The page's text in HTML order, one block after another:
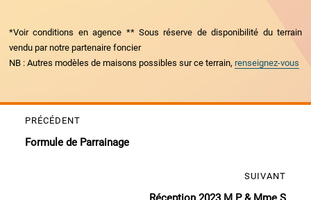
*Voir conditions en agence ** Sous réserve de disponibilité du terrain
vendu par notre partenaire foncier
NB : Autres modèles de maisons possibles sur ce terrain, renseignez-vous
Navigation
PRÉCÉDENT
Publication
Formule de Parrainage
SUIVANT